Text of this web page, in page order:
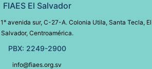
FIAES El Salvador
avenida sur, C-27-A. Colonia Utila, Santa Tecla, El
Salvador, Centroamérica.
PBX: 2249-2900
info@fiaes.org.sv